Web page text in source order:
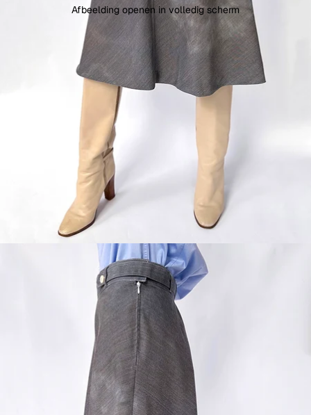
Afbeelding openen in volledig scherm